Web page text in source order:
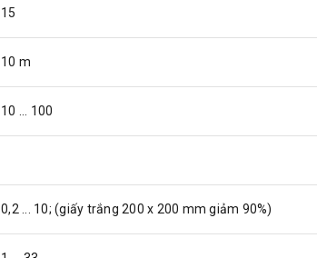
15
10 m
10 ... 100
0,2 ... 10; (giấy trắng 200 x 200 mm giảm 90%)